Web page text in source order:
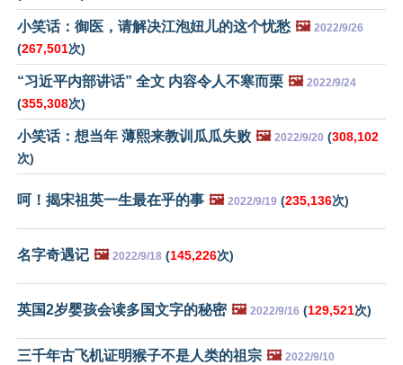
小笑话：御医，请解决江泡妞儿的这个忧愁 🖼️ 2022/9/26
(267,501次)
“习近平内部讲话” 全文 内容令人不寒而栗 🖼️ 2022/9/24
(355,308次)
小笑话：想当年 薄熙来教训瓜瓜失败 🖼️ 2022/9/20 (308,102
次)
呵！揭宋祖英一生最在乎的事 🖼️ 2022/9/19 (235,136次)
名字奇遇记 🖼️ 2022/9/18 (145,226次)
英国2岁婴孩会读多国文字的秘密 🖼️ 2022/9/16 (129,521次)
三千年古飞机证明猴子不是人类的祖宗 🖼️ 2022/9/10